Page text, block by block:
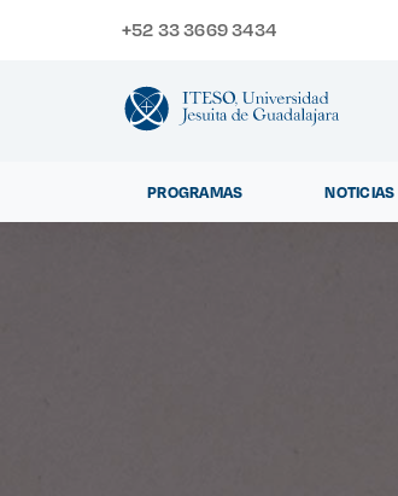
+52 33 3669 3434
PROGRAMAS NOTICIAS